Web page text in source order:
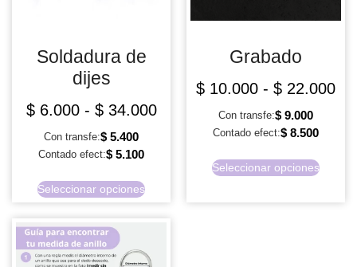
Soldadura de
dijes
$6.000 - $34.000
Con transfe:$ 5.400
Contado efect:$ 5.100
Seleccionar opciones
Grabado
$ 10.000 - $ 22.000
Con transfe:$ 9.000
Contado efect:$ 8.500
Seleccionar opciones